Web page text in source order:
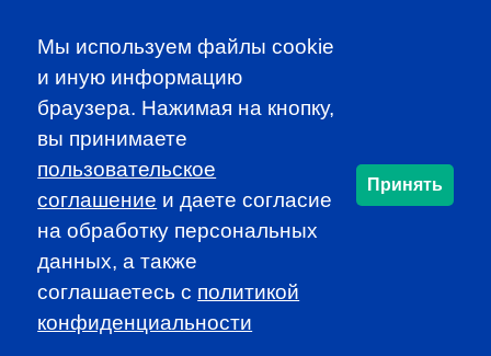
NEWSLETTER
to be the first to know about all
CFA news, events an programms
SUBSCRIBE
CFA Association Russia. Ассоциация CFA (Россия) не
занимается вопросами приема документов и сдачи
экзаменов - это исключительная сфера Института CFA.
По всем вопросам, связанным со сдачей экзаменов
CFA (Levels I, II, III) просьба обращаться по адресу
Мы используем файлы cookie
и иную информацию
браузера. Нажимая на кнопку,
вы принимаете
пользовательское
соглашение и даете согласие
на обработку персональных
данных, а также
соглашаетесь c политикой
конфиденциальности
Принять